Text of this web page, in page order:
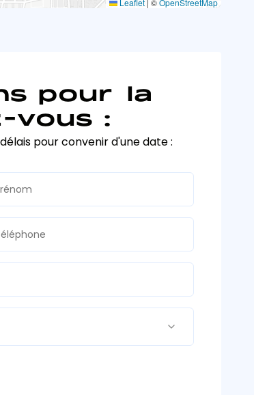
Leaflet | ©OpenStreetMap
pour la
vous :
pour convenir d'une date :